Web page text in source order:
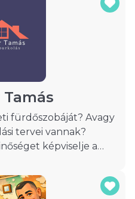
iránti
fürdőszobáját? Avagy
tervei vannak?
képviselje a